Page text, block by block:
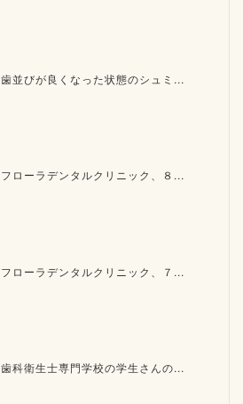
歯並びが良くなった状態のシュミ...
フローラデンタルクリニック、８...
フローラデンタルクリニック、７...
歯科衛生士専門学校の学生さんの...